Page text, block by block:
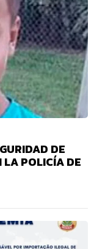
DE
LA POLICÍA DE